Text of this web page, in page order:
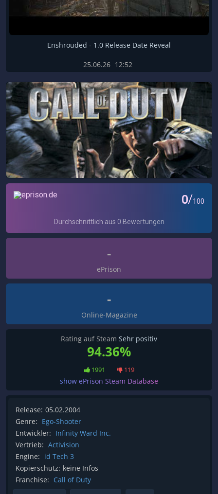
Enshrouded - 1.0 Release Date Reveal
25.06.26 12:52
-
ePrison
-
Online-Magazine
Rating auf Steam Sehr positiv
94.36%
1991 119
show ePrison Steam Database
Release: 05.02.2004
Genre: Ego-Shooter
Entwickler: Infinity Ward Inc.
Vertrieb: Activision
Engine: id Tech 3
Kopierschutz: keine Infos
Franchise: Call of Duty